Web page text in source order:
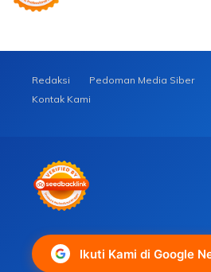
Redaksi Pedoman Media Siber
Kontak Kami
Ikuti Kami di Google